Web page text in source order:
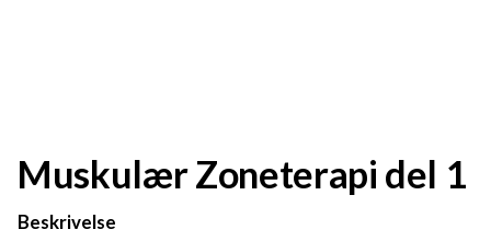
Muskulær Zoneterapi del 1
Beskrivelse